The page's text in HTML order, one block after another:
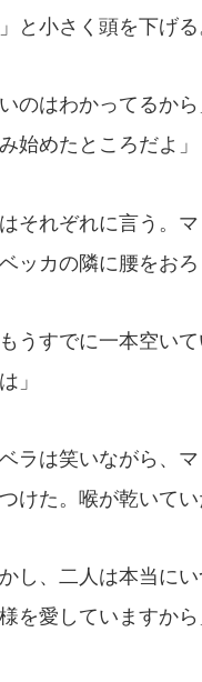
と小さく頭を下げる
いのはわかってるから
み始めたところだよ」
それぞれに言う。マ
ッカの隣に腰をおろ
うすでに一本空いて
」
ラは笑いながら、マ
けた。喉が乾いてい
かし、二人は本当に
様を愛していますから